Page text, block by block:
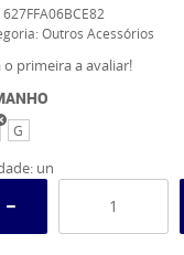
627FFA06BCE82
Outros Acessórios
o primeira a avaliar!
G
un